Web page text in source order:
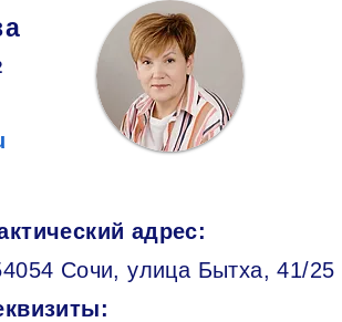
адрес:
Сочи, улица Бытха, 41/25